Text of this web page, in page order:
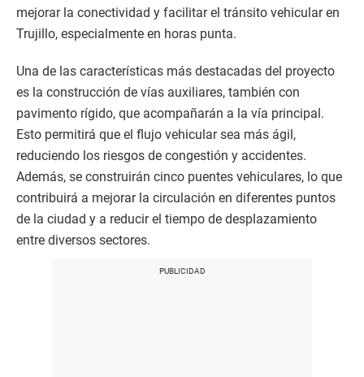
mejorar la conectividad y facilitar el tránsito vehicular en
Trujillo, especialmente en horas punta.
Una de las características más destacadas del proyecto
es la construcción de vías auxiliares, también con
pavimento rígido, que acompañarán a la vía principal.
Esto permitirá que el flujo vehicular sea más ágil,
reduciendo los riesgos de congestión y accidentes.
Además, se construirán cinco puentes vehiculares, lo que
contribuirá a mejorar la circulación en diferentes puntos
de la ciudad y a reducir el tiempo de desplazamiento
entre diversos sectores.